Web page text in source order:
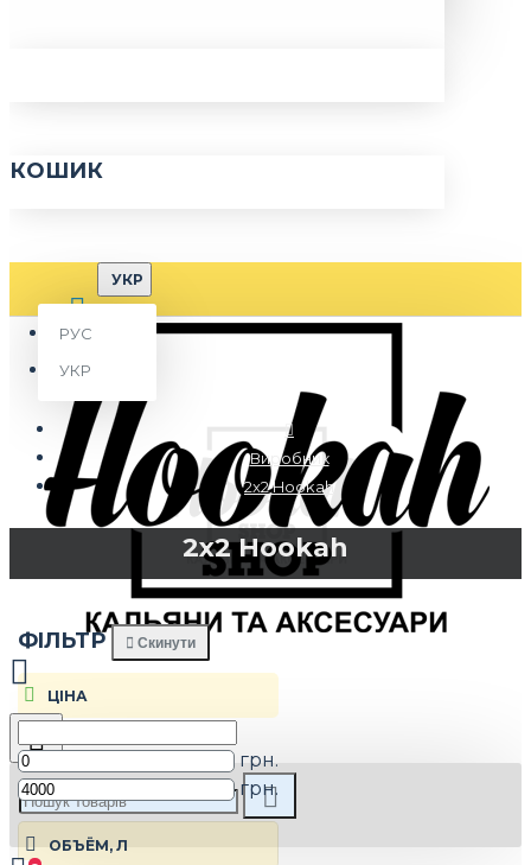
КОШИК
УКР
РУС
УКР
Виробник
2x2 Hookah
2x2 Hookah
ФIЛЬТР Скинути
ЦIНА
грн.
грн.
ОБЪЁМ, Л